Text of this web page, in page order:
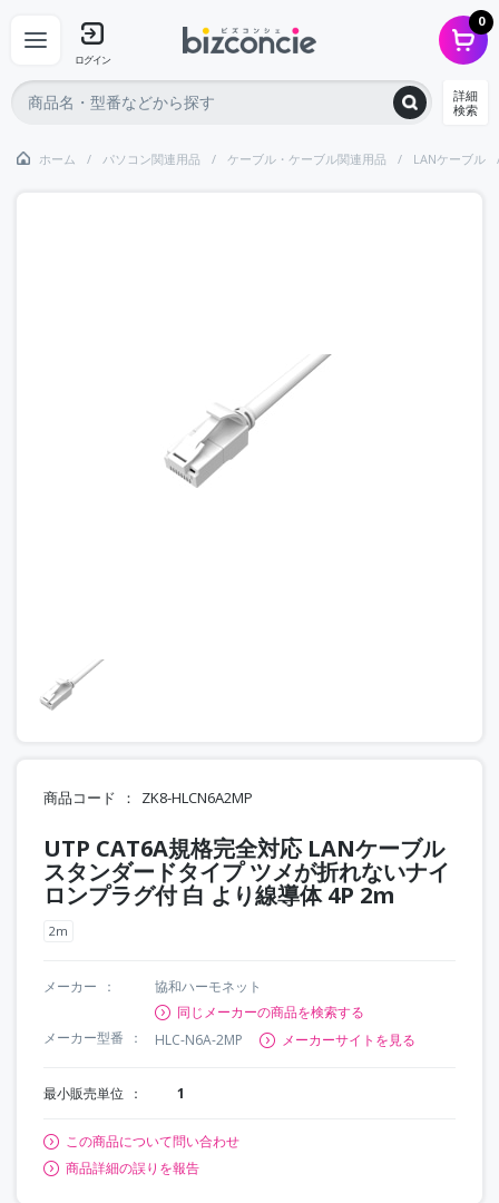
ログイン
0
詳細
検索
ホーム パソコン関連用品 ケーブル・ケーブル関連用品 LANケーブル
商品コード ZK8-HLCN6A2MP
UTP CAT6A規格完全対応 LANケーブル
スタンダードタイプ ツメが折れないナイ
ロンプラグ付 白 より線導体 4P 2m
2m
メーカー
協和ハーモネット
同じメーカーの商品を検索する
メーカー型番
HLC-N6A-2MP メーカーサイトを見る
最小販売単位 1
この商品について問い合わせ
商品詳細の誤りを報告